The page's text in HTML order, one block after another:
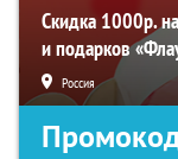
Скидка 1000р.
и подарков
Россия